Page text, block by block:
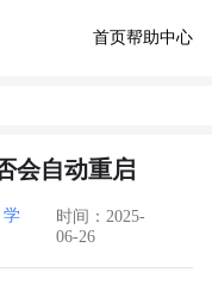
首页帮助中心
会自动重启
学
时间：2025-
06-26